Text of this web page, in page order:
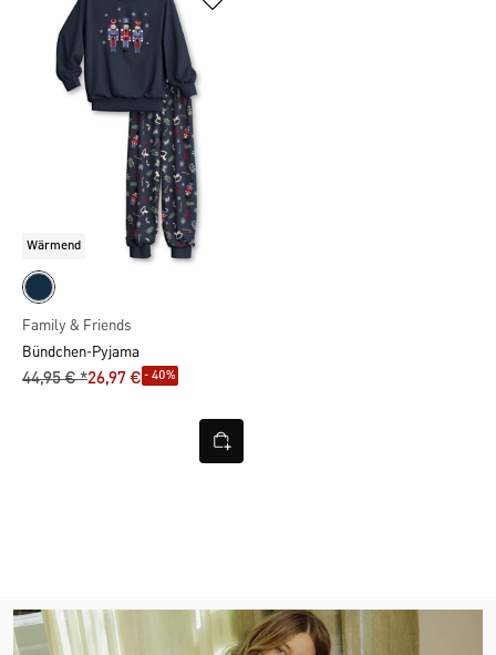
Wärmend
Family & Friends
Bündchen-Pyjama
44,95 € *26,97 € - 40%